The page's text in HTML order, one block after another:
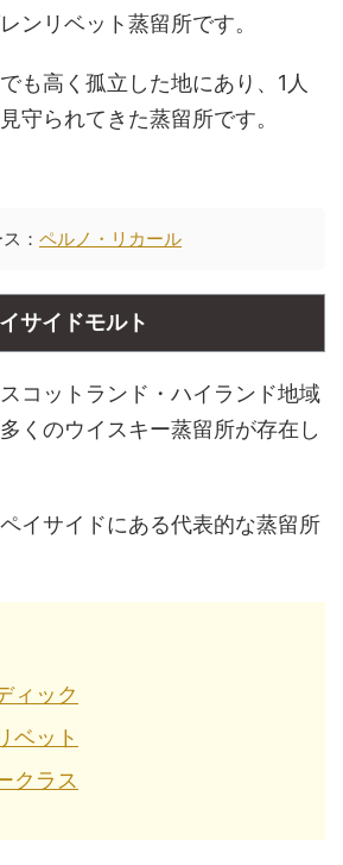
ンリベット蒸留所です。
も高く孤立した地にあり、1人
守られてきた蒸留所です。
：ペルノ・リカール
サイドモルト
コットランド・ハイランド地域
くのウイスキー蒸留所が存在し
イサイドにある代表的な蒸留所
ィック
ベット
クラス